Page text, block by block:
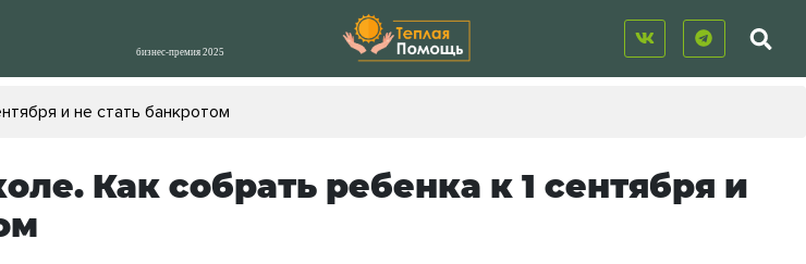
и не стать банкротом
Как собрать ребенка к 1 сентября и